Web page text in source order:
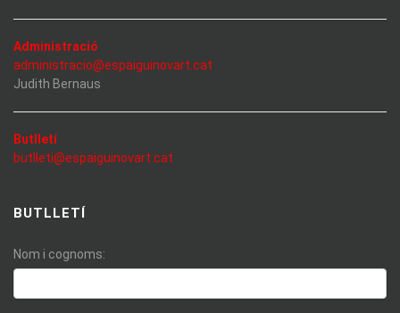
Administració
administracio@espaiguinovart.cat
Judith Bernaus
Butlletí
butlleti@espaiguinovart.cat
BUTLLETÍ
Nom i cognoms: